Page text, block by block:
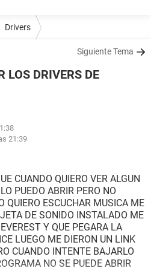
Drivers
Siguiente Tema
LOS DRIVERS DE
21:39
CUANDO QUIERO VER ALGUN
PUEDO ABRIR PERO NO
QUIERO ESCUCHAR MUSICA ME
DE SONIDO INSTALADO ME
Y QUE PEGARA LA
LUEGO ME DIERON UN LINK
CUANDO INTENTE BAJARLO
NO SE PUEDE ABRIR